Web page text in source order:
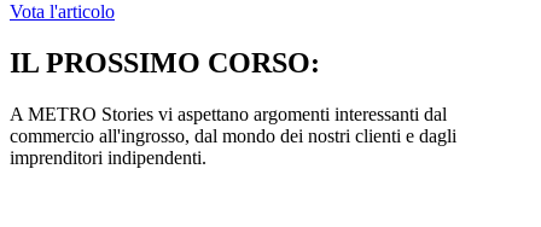
Vota l'articolo
IL PROSSIMO CORSO:
A METRO Stories vi aspettano argomenti interessanti dal
commercio all'ingrosso, dal mondo dei nostri clienti e dagli
imprenditori indipendenti.